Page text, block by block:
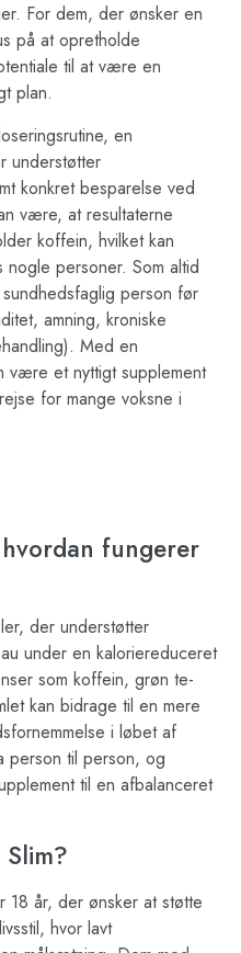
For dem, der ønsker en
på at opretholde
til at være en
plan.
en
understøtter
konkret besparelse ved
være, at resultaterne
koffein, hvilket kan
personer. Som altid
person før
amning, kroniske
Med en
være et nyttigt supplement
for mange voksne i
fungerer
der understøtter
under en kaloriereduceret
som koffein, grøn te-
kan bidrage til en mere
i løbet af
person til person, og
til en afbalanceret
år, der ønsker at støtte
hvor lavt